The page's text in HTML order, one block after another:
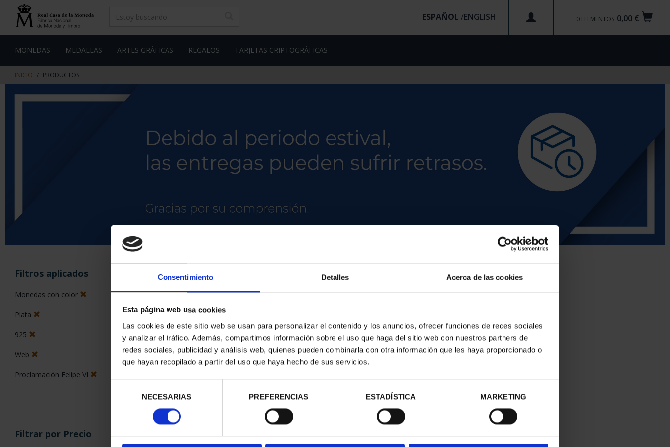
Consentimiento Detalles Acerca de las cookies
Esta página web usa cookies
Las cookies de este sitio web se usan para personalizar el contenido y los anuncios, ofrecer funciones de redes sociales
y analizar el tráfico. Además, compartimos información sobre el uso que haga del sitio web con nuestros partners de
redes sociales, publicidad y análisis web, quienes pueden combinarla con otra información que les haya proporcionado o
que hayan recopilado a partir del uso que haya hecho de sus servicios.
consentimiento
NECESARIAS PREFERENCIAS ESTADÍSTICA MARKETING
contenido
de
0,00 €
0 ELEMENTOS
ESPAÑOL /
MONEDAS MEDALLAS ARTES GRÁFICAS REGALOS TARJETAS CRIPTOGRÁFICAS
INICIO PRODUCTOS
Filtros aplicados
Monedas con color
Plata
925
Web
Proclamación Felipe VI
Filtrar por Precio
ORDENAR POR:
3 Productos encontrados